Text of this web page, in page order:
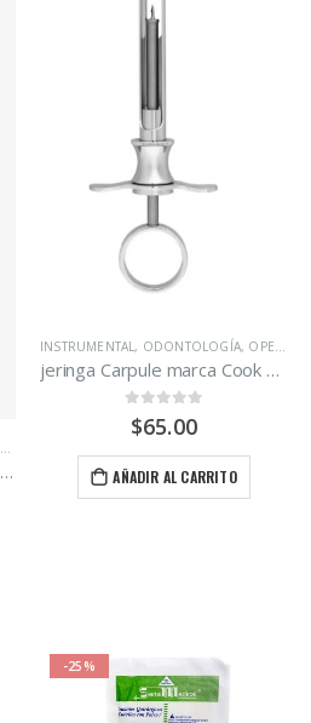
Condensador Glick de acero marca Medesy.
INSTRUMENTAL, ODONTOLOGÍA, OPERATORIA DENTAL
jeringa Carpule marca Cook Waite Medesy A.M. 8.1 ml.
out of 5
$65.00
AÑADIR AL CARRITO
-25%